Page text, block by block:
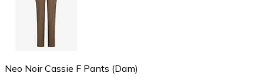
Neo Noir Cassie F Pants (Dam)